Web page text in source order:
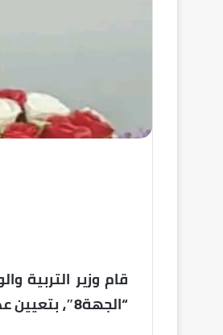
قام وزير التربية
“الجهة8″، بتعيين عدي رمشون، مديرا إقليميا للمديرية، بالنيابة.